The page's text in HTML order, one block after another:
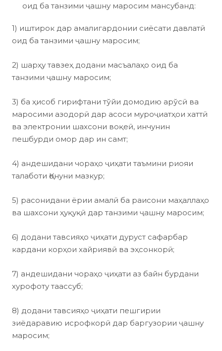
оид ба танзими ҷашну маросим мансубанд:
1) иштирок дар амалигардонии сиёсати давлатӣ
оид ба танзими ҷашну маросим;
2) шарҳу тавзеҳ додани масъалаҳо оид ба
танзими ҷашну маросим;
3) ба ҳисоб гирифтани тўйи домодию арўсӣ ва
маросими азодорӣ дар асоси муроҷиатҳои хаттӣ
ва электронии шахсони воқеӣ, инчунин
пешбурди омор дар ин самт;
4) андешидани чораҳо ҷиҳати таъмини риояи
талаботи Қонуни мазкур;
5) расонидани ёрии амалӣ ба раисони маҳаллаҳо
ва шахсони ҳуқуқӣ дар танзими ҷашну маросим;
6) додани тавсияҳо ҷиҳати дуруст сафарбар
кардани корҳои хайриявӣ ва эҳсонкорӣ;
7) андешидани чораҳо ҷиҳати аз байн бурдани
хурофоту таассуб;
8) додани тавсияҳо ҷиҳати пешгирии
зиёдаравию исрофкорӣ дар баргузории ҷашну
маросим;